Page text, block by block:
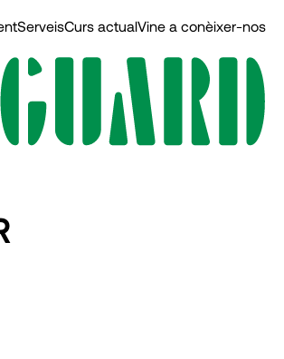
ServeisCurs actualVine a conèixer-nos